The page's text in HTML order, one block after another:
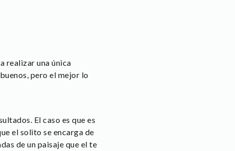
realizar una única
pero el mejor lo
El caso es que es
el solito se encarga de
de un paisaje que el te